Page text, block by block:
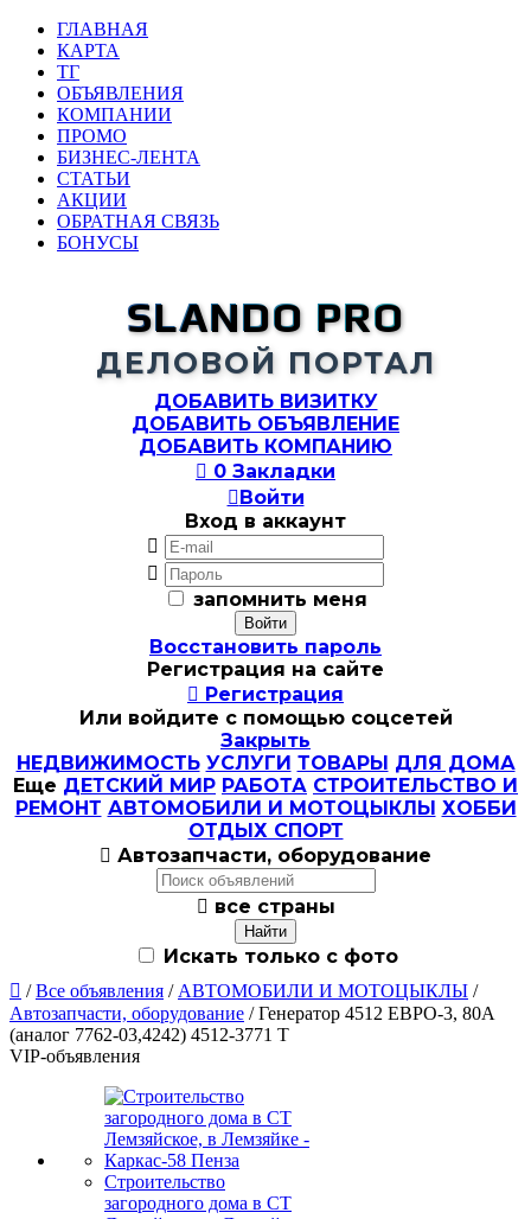
ГЛАВНАЯ
КАРТА
ТГ
ОБЪЯВЛЕНИЯ
КОМПАНИИ
ПРОМО
БИЗНЕС-ЛЕНТА
СТАТЬИ
АКЦИИ
ОБРАТНАЯ СВЯЗЬ
БОНУСЫ
SLANDO PRO
ДЕЛОВОЙ ПОРТАЛ
ДОБАВИТЬ ВИЗИТКУ
ДОБАВИТЬ ОБЪЯВЛЕНИЕ
ДОБАВИТЬ КОМПАНИЮ
 0 Закладки
Войти
Вход в аккаунт


запомнить меня
Восстановить пароль
Регистрация на сайте
 Регистрация
Или войдите с помощью соцсетей
Закрыть
НЕДВИЖИМОСТЬ УСЛУГИ ТОВАРЫ ДЛЯ ДОМА
Еще ДЕТСКИЙ МИР РАБОТА СТРОИТЕЛЬСТВО И
РЕМОНТ АВТОМОБИЛИ И МОТОЦЫКЛЫ ХОББИ
ОТДЫХ СПОРТ
 Автозапчасти, оборудование
 все страны
Искать только с фото
 /Все объявления / АВТОМОБИЛИ И МОТОЦЫКЛЫ /
Автозапчасти, оборудование / Генератор 4512 ЕВРО-3, 80A
(аналог 7762-03,4242) 4512-3771 Т
VIP-объявления
Строительство
загородного дома в СТ